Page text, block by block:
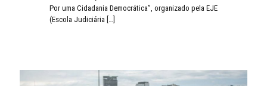
Por uma Cidadania Democrática”, organizado pela EJE
(Escola Judiciária […]